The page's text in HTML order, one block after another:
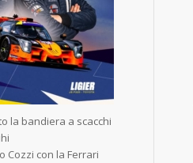
la bandiera a scacchi
Cozzi con la Ferrari